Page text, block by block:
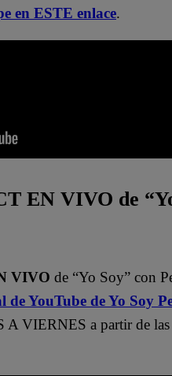
en ESTE enlace.
EN VIVO de
VIVO de “Yo Soy” con
de YouTube de Yo Soy
A VIERNES a partir de